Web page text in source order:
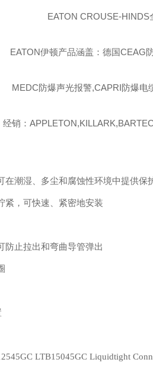
EATON CROUSE-HINDS
EATON伊顿产品涵盖：德国CEAG
MEDC防爆声光报警,CAPRI防爆电
经销：
在潮湿、多尘和腐蚀性环境中提供保
紧，可快速、紧密地安装
防止拉出和弯曲导管弹出